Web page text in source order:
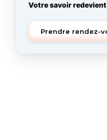
Votre savoir
Prendre rendez-